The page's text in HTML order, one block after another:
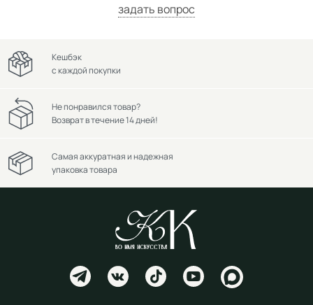
задать вопрос
Кешбэк
с каждой покупки
Не понравился товар?
Возврат в течение 14 дней!
Самая аккуратная и надежная
упаковка товара